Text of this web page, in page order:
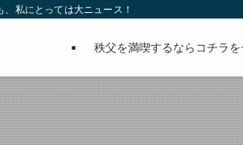
私にとっては大ニュース！
秩父を満喫するならコチラ